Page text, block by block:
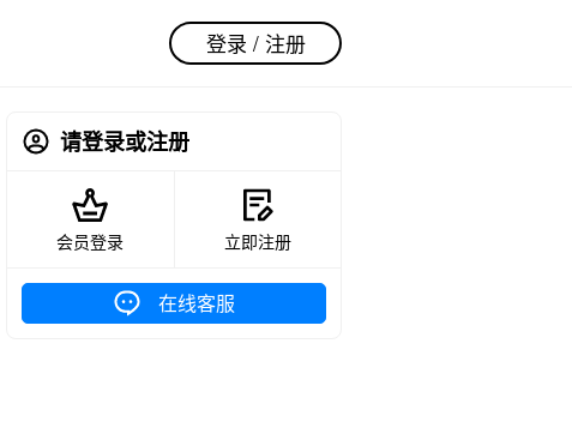
登录 / 注册
请登录或注册
会员登录 立即注册
在线客服